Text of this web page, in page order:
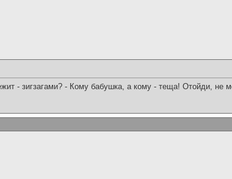
- зигзагами? - Кому бабушка, а кому - теща! Отойди, не